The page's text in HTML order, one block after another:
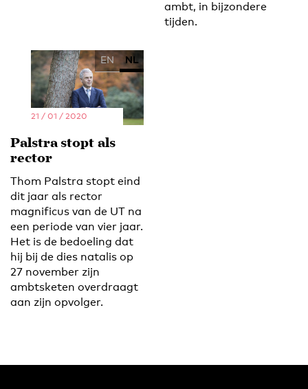
ambt, in bijzondere
tijden.
EN NL
21 / 01 / 2020
Palstra stopt als
rector
Thom Palstra stopt eind
dit jaar als rector
magnificus van de UT na
een periode van vier jaar.
Het is de bedoeling dat
hij bij de dies natalis op
27 november zijn
ambtsketen overdraagt
aan zijn opvolger.